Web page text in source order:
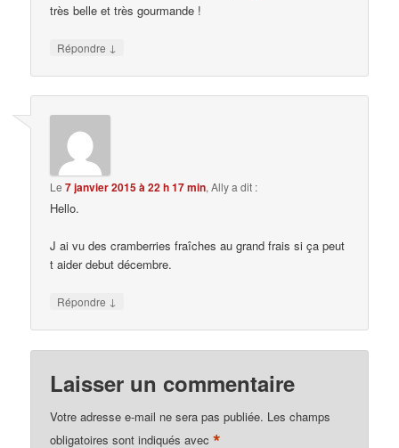
très belle et très gourmande !
Répondre ↓
Le7 janvier 2015 à 22 h 17 min,Allya dit :
Hello.
J ai vu des cramberries fraîches au grand frais si ça peut
t aider debut décembre.
Répondre ↓
Laisser un commentaire
Votre adresse e-mail ne sera pas publiée. Les champs
obligatoires sont indiqués avec*